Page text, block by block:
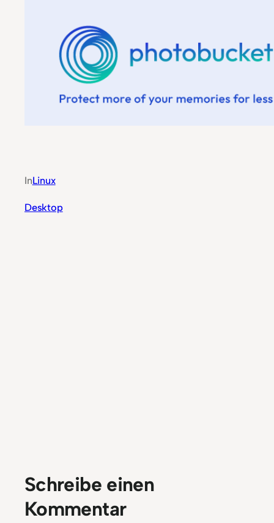
InLinux
Desktop
Schreibe einen
Kommentar